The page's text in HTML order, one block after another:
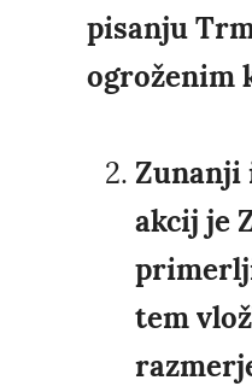
pisanju
ogroženim
Zunanji
akcij je
tem